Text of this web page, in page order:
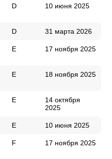
D 10 июня 2025
D 31 марта 2026
E 17 ноября 2025
E 18 ноября 2025
E
14 октября
2025
E 10 июня 2025
F 17 ноября 2025